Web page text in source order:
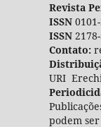
Revista
ISSN
ISSN
Contato:
URI
podem